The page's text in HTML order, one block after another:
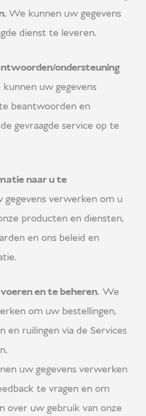
We kunnen uw gegevens
dienst te leveren.
ondersteuning
uw gegevens
beantwoorden en
gevraagde service op te
naar u te
verwerken om u
producten en diensten,
en ons beleid en
en te beheren. We
om uw bestellingen,
en ruilingen via de Services
uw gegevens verwerken
te vragen en om
over uw gebruik van onze